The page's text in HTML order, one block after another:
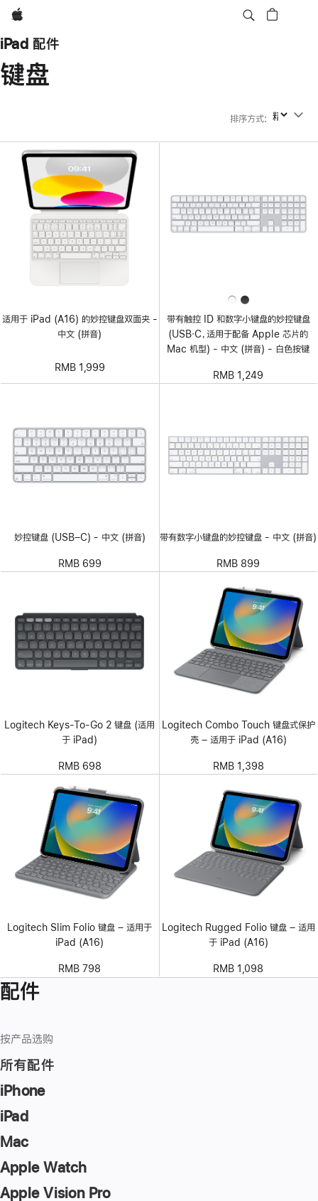
Apple
iPad 配件
键盘
排序方式: 排序方式
适用于 iPad (A16) 的妙控键盘双面夹 -
中文 (拼音)
RMB 1,999
带有触控 ID 和数字小键盘的妙控键盘
(USB‑C，适用于配备 Apple 芯片的
Mac 机型) - 中文 (拼音) - 白色按键
RMB 1,249
妙控键盘 (USB–C) - 中文 (拼音)
RMB 699
带有数字小键盘的妙控键盘 - 中文 (拼音)
RMB 899
Logitech Keys-To-Go 2 键盘 (适用
于 iPad)
RMB 698
Logitech Combo Touch 键盘式保护
壳 – 适用于 iPad (A16)
RMB 1,398
Logitech Slim Folio 键盘 – 适用于
iPad (A16)
RMB 798
Logitech Rugged Folio 键盘 – 适用
于 iPad (A16)
RMB 1,098
配件
按产品选购
所有配件
iPhone
iPad
Mac
Apple Watch
Apple Vision Pro